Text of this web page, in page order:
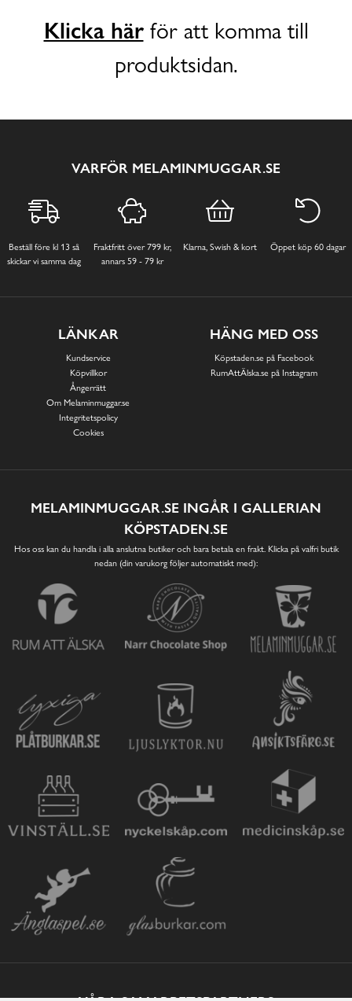
Klicka härför att komma till
produktsidan.
VARFÖR MELAMINMUGGAR.SE
Beställ före kl 13 så
skickar vi samma dag
Fraktfritt över 799 kr,
annars 59 - 79 kr
Klarna, Swish & kort Öppet köp 60 dagar
LÄNKAR
Kundservice
Köpvillkor
Ångerrätt
Om Melaminmuggar.se
Integritetspolicy
Cookies
HÄNG MED OSS
Köpstaden.se på Facebook
RumAttÄlska.se på Instagram
MELAMINMUGGAR.SE INGÅR I GALLERIAN
KÖPSTADEN.SE
Hos oss kan du handla i alla anslutna butiker och bara betala en frakt. Klicka på valfri butik
nedan (din varukorg följer automatiskt med):